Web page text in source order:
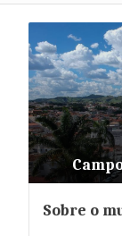
Sobre o